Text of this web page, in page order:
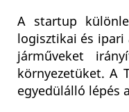
A startup
logisztikai és ipari
járműveket
környezetüket. A
egyedülálló lépés